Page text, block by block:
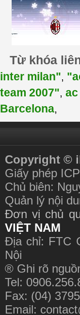
Từ khóa
inter milan",
team 2007",
Barcelona,
Copyright ©
Giấy phép
Chủ biên:
Quản lý nội
Đơn vị chủ
VIỆT NAM
Địa chỉ: FTC
Nội
® Ghi rõ
Tel:
Fax: (04)
Email: